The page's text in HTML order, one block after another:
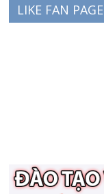
LIKE FAN PAGE